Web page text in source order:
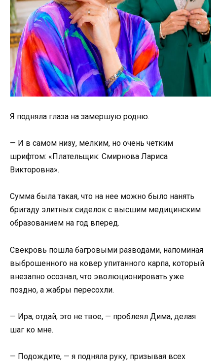
Я подняла глаза на замершую родню.
— И в самом низу, мелким, но очень четким
шрифтом: «Плательщик: Смирнова Лариса
Викторовна».
Сумма была такая, что на нее можно было нанять
бригаду элитных сиделок с высшим медицинским
образованием на год вперед.
Свекровь пошла багровыми разводами, напоминая
выброшенного на ковер упитанного карпа, который
внезапно осознал, что эволюционировать уже
поздно, а жабры пересохли.
— Ира, отдай, это не твое, — проблеял Дима, делая
шаг ко мне.
— Подождите, — я подняла руку, призывая всех